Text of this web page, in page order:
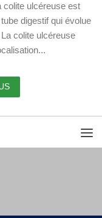
ulcéreuse est
digestif qui évolue
colite ulcéreuse